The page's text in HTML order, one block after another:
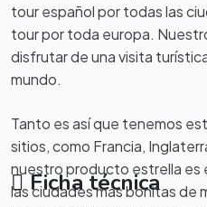
tour español por todas las
tour por toda europa.
disfrutar de una visita
mundo.
Tanto es así que tenemos
sitios, como Francia,
nuestro producto estrella es
las ciudades más bonitas de
Ficha técnica